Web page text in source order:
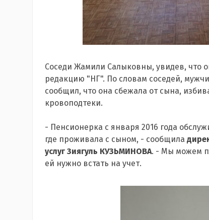
Соседи Жамили Салыковны, увидев, что
редакцию "НГ". По словам соседей,
сообщил, что она сбежала от сына,
кровоподтеки.
- Пенсионерка с января 2016 года
где проживала с сыном, - сообщила
услуг Зиягуль КУЗЬМИНОВА. - Мы можем
ей нужно встать на учет.